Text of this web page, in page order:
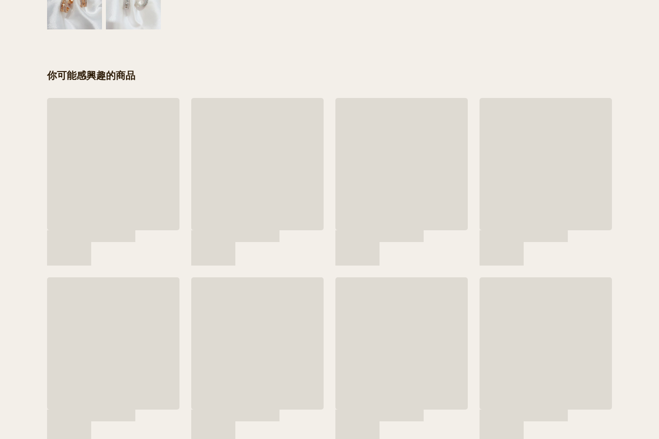
你可能感興趣的商品